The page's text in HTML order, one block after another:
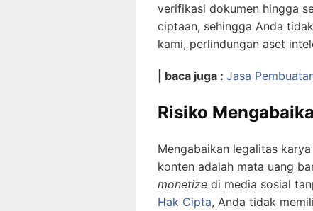
verifikasi dokumen hingga
ciptaan, sehingga Anda
kami, perlindungan aset
| baca juga : Jasa
Risiko
Mengabaikan legalitas
konten adalah mata uang
monetize di media sosial
Hak Cipta, Anda tidak